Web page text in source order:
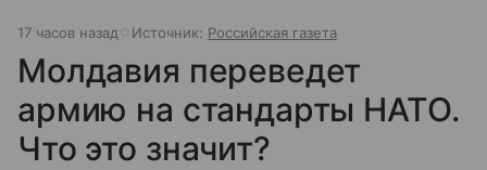
17 часов назад Источник: Российская газета
Молдавия переведет
армию на стандарты НАТО.
Что это значит?